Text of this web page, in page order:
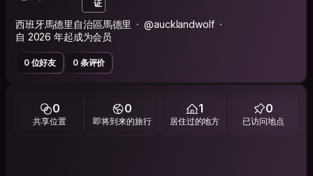
证
西班牙馬德里自治區馬德里
@aucklandwolf
自 2026 年起成为会员
0 位好友 0 条评价
0
共享位置
0
即将到来的旅行
1
居住过的地方
0
已访问地点